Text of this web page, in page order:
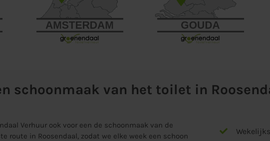
schoonmaak van het toilet in
Verhuur ook voor een de schoonmaak van de
route in Roosendaal, zodat we elke week een schoon